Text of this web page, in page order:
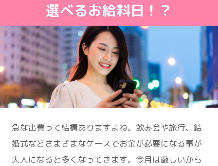
選べるお給料日！？
急な出費って結構ありますよね。飲み会や旅行、結
婚式などさまざまなケースでお金が必要になる事が
大人になると多くなってきます。今月は厳しいから